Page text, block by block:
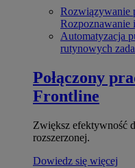
Rozwiązywanie
Automatyzacja
rutynowych
Połączony
Frontline
Zwiększ efektywność
rozszerzonej.
Dowiedz się więcej